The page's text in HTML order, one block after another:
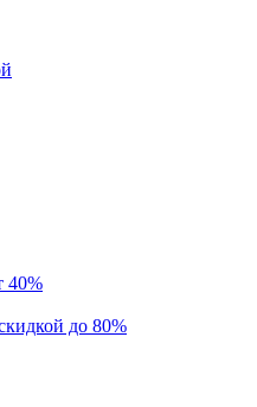
40%
до 80%